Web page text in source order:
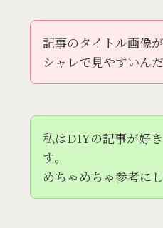
記事のタイトル画像
シャレで見やすいん
私はDIYの記事が好
す。
めちゃめちゃ参考にし